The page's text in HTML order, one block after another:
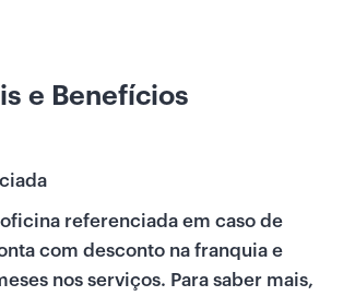
e Benefícios
referenciada em caso de
com desconto na franquia e
nos serviços. Para saber mais,